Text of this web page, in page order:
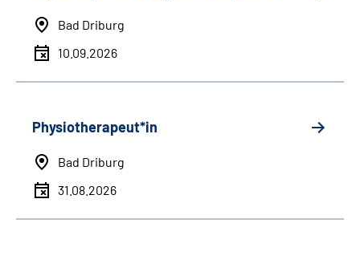
Bad Driburg
10.09.2026
Physiotherapeut*in
Bad Driburg
31.08.2026